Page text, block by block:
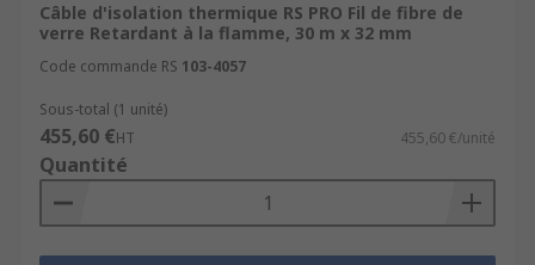
Câble d'isolation thermique RS PRO Fil de fibre de
verre Retardant à la flamme, 30 m x 32 mm
Code commande RS 103-4057
Sous-total (1 unité)
455,60 €HT 455,60 €/unité
Quantité